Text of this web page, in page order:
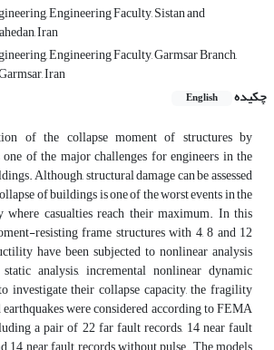
Engineering Faculty, Sistan and
Iran
Engineering Faculty, Garmsar Branch,
Iran
چکیده
English
of the collapse moment of structures by
of the major challenges for engineers in the
Although, structural damage can be assessed
of buildings is one of the worst events in the
where casualties reach their maximum. In this
resisting frame structures with 4, 8 and 12
have been subjected to nonlinear analysis
analysis, incremental nonlinear dynamic
investigate their collapse capacity, the fragility
were considered according to FEMA
a pair of 22 far fault records, 14 near fault